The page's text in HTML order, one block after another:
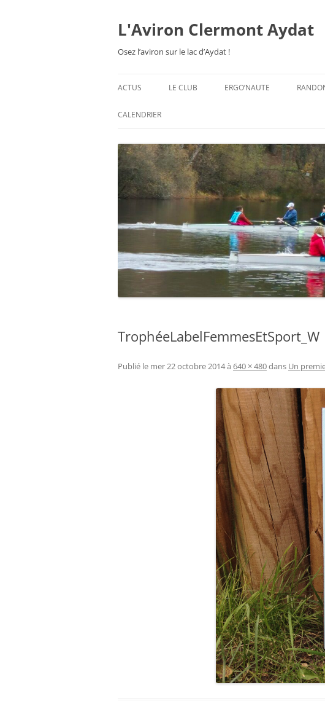
L'Aviron Clermont Aydat
Osez l’aviron sur le lac d’Aydat !
ACTUS LE CLUB
ESPACE ADHÉSION
TARIFS 2026-27
ERGO’NAUTE
CALENDRIER
TrophéeLabelFemmesEtSport_W
Publié le mer 22 octobre 2014à 640 × 480dans Un